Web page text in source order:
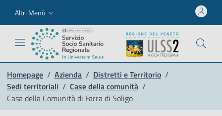
Altri Menù
Homepage / Azienda / Distretti e Territorio /
Sedi territoriali / Case della comunità /
Casa della Comunità di Farra di Soligo